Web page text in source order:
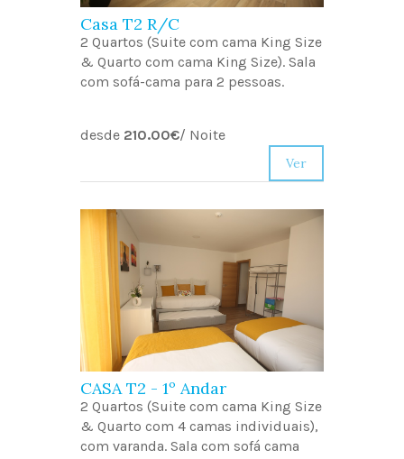
Casa T2 R/C
2 Quartos (Suite com cama King Size
& Quarto com cama King Size). Sala
com sofá-cama para 2 pessoas.
desde 210.00€/ Noite
Ver
CASA T2 - 1º Andar
2 Quartos (Suite com cama King Size
& Quarto com 4 camas individuais),
com varanda. Sala com sofá cama